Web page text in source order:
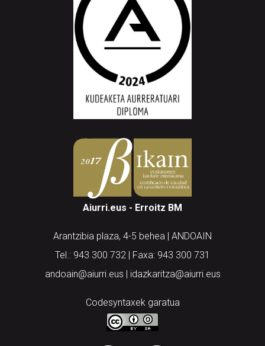
Aiurri.eus - Erroitz BM
Arantzibia plaza, 4-5 behea | ANDOAIN
Tel.: 943 300 732 | Faxa: 943 300 731
andoain@aiurri.eus | idazkaritza@aiurri.eus
Codesyntaxek garatua